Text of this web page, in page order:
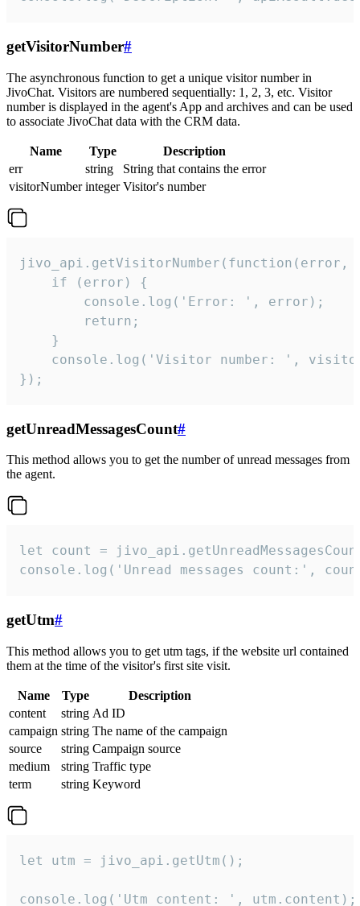
getVisitorNumber#
The asynchronous function to get a unique visitor number in
JivoChat. Visitors are numbered sequentially: 1, 2, 3, etc. Visitor
number is displayed in the agent's App and archives and can be used
to associate JivoChat data with the CRM data.
Name Type
Description
err
string
String that contains the error
visitorNumber integer Visitor's number
jivo_api.getVisitorNumber(function(error,
    if (error) {
        console.log('Error: ', error);
        return;
    }
console.log('Visitor number: ',
});
getUnreadMessagesCount#
This method allows you to get the number of unread messages from
the agent.
let count =
console.log('Unread messages count:',
getUtm#
This method allows you to get utm tags, if the website url contained
them at the time of the visitor's first site visit.
Name Type
Description
content
string Ad ID
campaign string The name of the campaign
source
string Campaign source
medium
string Traffic type
term
string Keyword
let utm = jivo_api.getUtm();
console.log('Utm content: ', utm.content);